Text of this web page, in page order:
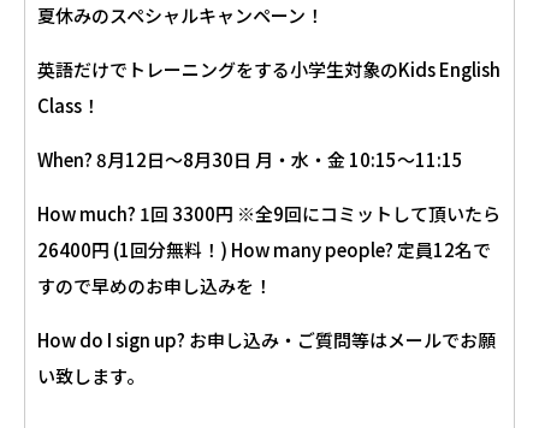
夏休みのスペシャルキャンペーン！
英語だけでトレーニングをする小学生対象のKids English
Class！
When? 8月12日〜8月30日 月・水・金 10:15〜11:15
How much? 1回 3300円 ※全9回にコミットして頂いたら
26400円 (1回分無料！) How many people? 定員12名で
すので早めのお申し込みを！
How do I sign up? お申し込み・ご質問等はメールでお願
い致します。